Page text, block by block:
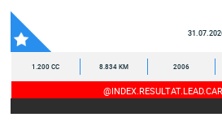
1.200 CC 8.834 KM 2006